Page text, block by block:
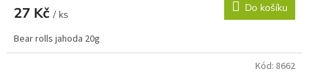
27 Kč / ks
Do košíku
Bear rolls jahoda 20g
Kód: 8662